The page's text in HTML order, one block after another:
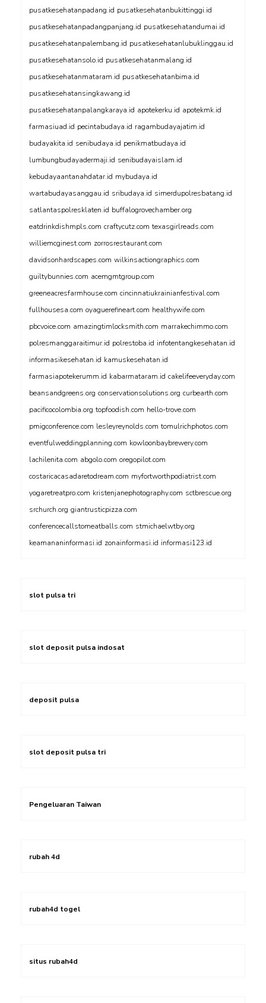
pusatkesehatanpadang.id pusatkesehatanbukittinggi.id
pusatkesehatanpadangpanjang.id pusatkesehatandumai.id
pusatkesehatanpalembang.id pusatkesehatanlubuklinggau.id
pusatkesehatansolo.id pusatkesehatanmalang.id
pusatkesehatanmataram.id pusatkesehatanbima.id
pusatkesehatansingkawang.id
pusatkesehatanpalangkaraya.id apotekerku.id apotekmk.id
farmasiuad.id pecintabudaya.id ragambudayajatim.id
budayakita.id senibudaya.id penikmatbudaya.id
lumbungbudayadermaji.id senibudayaislam.id
kebudayaantanahdatar.id mybudaya.id
wartabudayasanggau.id sribudaya.id simerdupolresbatang.id
satlantaspolresklaten.id buffalogrovechamber.org
eatdrinkdishmpls.com craftycutz.com texasgirlreads.com
williemcginest.com zorrosrestaurant.com
davidsonhardscapes.com wilkinsactiongraphics.com
guiltybunnies.com acemgmtgroup.com
greeneacresfarmhouse.com cincinnatiukrainianfestival.com
fullhousesa.com oyaguerefineart.com healthywife.com
pbcvoice.com amazingtimlocksmith.com marrakechimmo.com
polresmanggaraitimur.id polrestoba.id infotentangkesehatan.id
informasikesehatan.id kamuskesehatan.id
farmasiapotekerumm.id kabarmataram.id cakelifeeveryday.com
beansandgreens.org conservationsolutions.org curbearth.com
pacificocolombia.org topfoodish.com hello-trove.com
pmigconference.com lesleyreynolds.com tomulrichphotos.com
eventfulweddingplanning.com kowloonbaybrewery.com
lachilenita.com abgolo.com oregopilot.com
costaricacasadaretodream.com myfortworthpodiatrist.com
yogaretreatpro.com kristenjanephotography.com sctbrescue.org
srchurch.org giantrusticpizza.com
conferencecallstomeatballs.com stmichaelwtby.org
keamananinformasi.id zonainformasi.id informasi123.id
slot pulsa tri
slot deposit pulsa indosat
deposit pulsa
slot deposit pulsa tri
Pengeluaran Taiwan
rubah 4d
rubah4d togel
situs rubah4d